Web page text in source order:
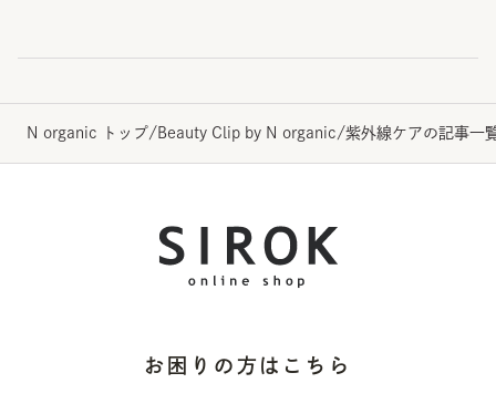
N organic トップ/ Beauty Clip by N organic/紫外線ケアの記事一
お困りの方はこちら